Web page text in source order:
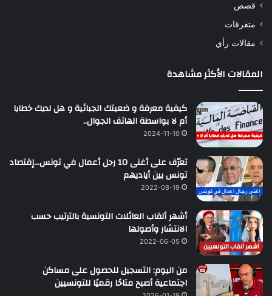
قصص
متفرقات
مقالات رأي
المقالات الأكثر مشاهدة
كيفية معرفة و ضعيتك الجبائية و هل لديك خطايا
أم لا بواسطة الهاتف الجوال..
2024-11-10
تعرّف على أغنى 10 رجل أعمال في تونس…إقتصاد
تونس بين أياديهم
2022-08-19
أشهر ألقاب العائلات التونسية بالترتيب حسب
الانتشار وأصولها
2022-06-05
من اليوم: التسجيل للحصول على مساكن
اجتماعية أصبح متاحًا رقميًا للتونسيين